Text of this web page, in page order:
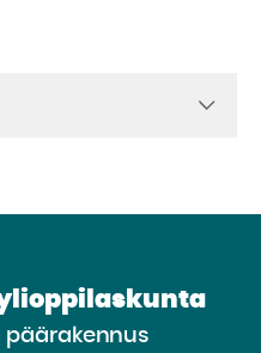
ylioppilaskunta
päärakennus